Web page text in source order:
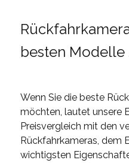
besten Modelle
Wenn Sie die beste
möchten, lautet unsere
Preisvergleich mit den
Rückfahrkameras, dem
wichtigsten